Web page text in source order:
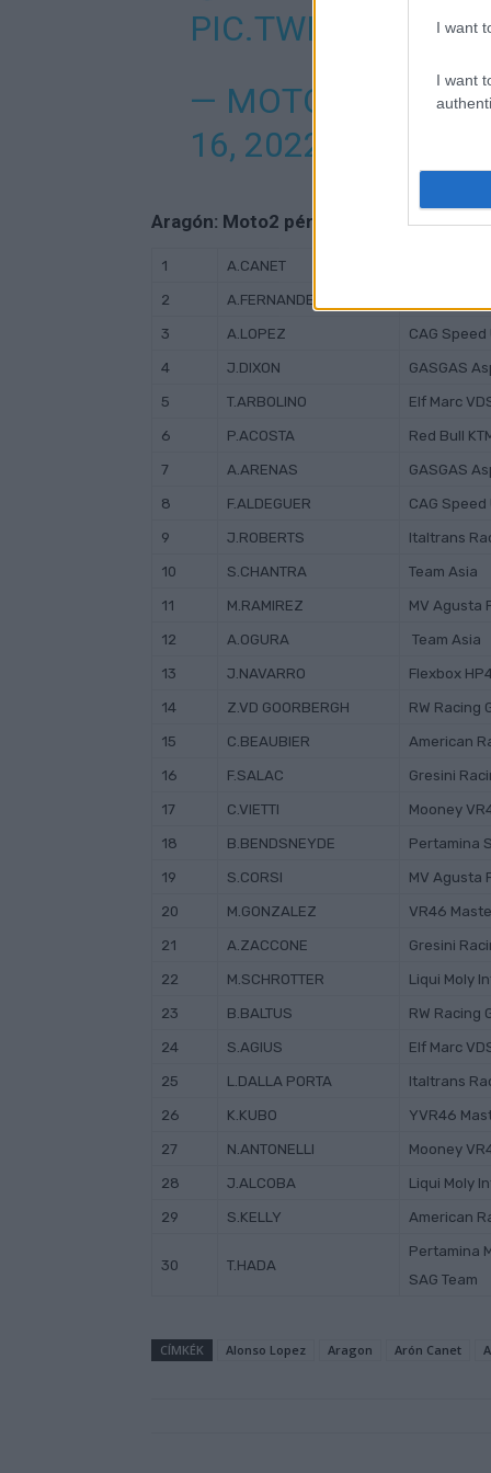
I want
I want
— MOTOGP™🏁
16, 2022
Aragón: Moto2 pénteki edzések
1 A.CANET
2 A.FERNANDEZ
3 A.LOPEZ CAG Speed
4 J.DIXON GASGAS
5 T.ARBOLINO Elf Marc
6 P.ACOSTA Red Bull
7 A.ARENAS GASGAS
8 F.ALDEGUER CAG Speed
9 J.ROBERTS Italtrans
10 S.CHANTRA Team Asia
11 M.RAMIREZ MV Agusta
12 A.OGURA Team Asia
13 J.NAVARRO Flexbox
14 Z.VD GOORBERGH RW Racing
15 C.BEAUBIER American
16 F.SALAC Gresini
17 C.VIETTI Mooney
18 B.BENDSNEYDE Pertamina
19 S.CORSI MV Agusta
20 M.GONZALEZ VR46
21 A.ZACCONE Gresini
22 M.SCHROTTER Liqui Moly
23 B.BALTUS RW Racing
24 S.AGIUS Elf Marc
25 L.DALLA PORTA Italtrans
26 K.KUBO YVR46
27 N.ANTONELLI Mooney
28 J.ALCOBA Liqui Moly
29 S.KELLY American
30 T.HADA
Pertamina
SAG Team
CÍMKÉK Alonso Lopez Aragon Arón Canet